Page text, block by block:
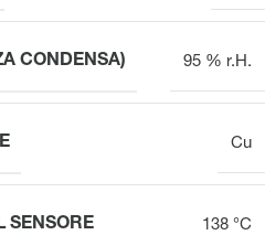
CONDENSA) 95 % r.H.
Cu
SENSORE 138 °C